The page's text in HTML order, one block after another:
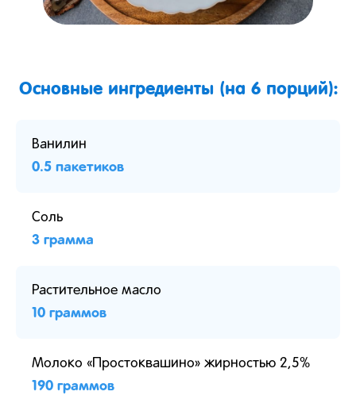
Основные ингредиенты (на 6 порций):
Ванилин
0.5 пакетиков
Соль
3 грамма
Растительное масло
10 граммов
Молоко «Простоквашино» жирностью 2,5%
190 граммов